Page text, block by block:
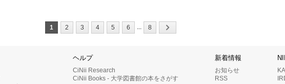
1 2 3 4 5 6 8
ヘルプ
CiNii Research
CiNii Books - 大学図書館の本をさがす
新着情報
お知らせ
RSS